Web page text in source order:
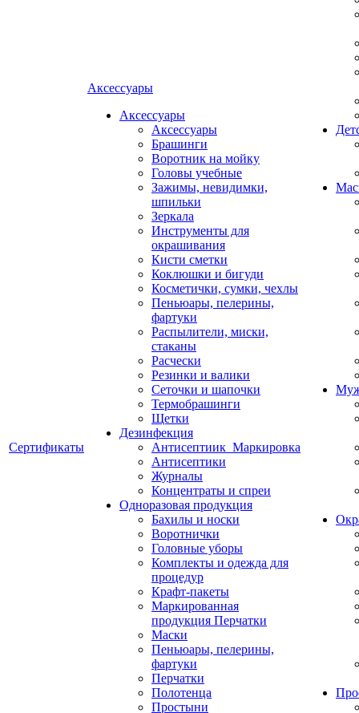
Сертификаты
Аксессуары
Аксессуары
Аксессуары
Брашинги
Воротник на мойку
Головы учебные
Зажимы, невидимки,
шпильки
Зеркала
Инструменты для
окрашивания
Кисти сметки
Коклюшки и бигуди
Косметички, сумки, чехлы
Пеньюары, пелерины,
фартуки
Распылители, миски,
стаканы
Расчески
Резинки и валики
Сеточки и шапочки
Термобрашинги
Щетки
Дезинфекция
Антисептиик_Маркировка
Антисептики
Журналы
Концентраты и спреи
Одноразовая продукция
Бахилы и носки
Воротнички
Головные уборы
Комплекты и одежда для
процедур
Крафт-пакеты
Маркированная
продукция Перчатки
Маски
Пеньюары, пелерины,
фартуки
Перчатки
Полотенца
Простыни